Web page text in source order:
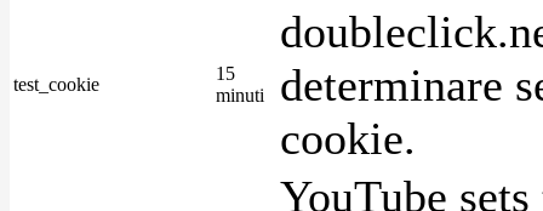
test_cookie
15
minuti
determinare
cookie.
YouTube